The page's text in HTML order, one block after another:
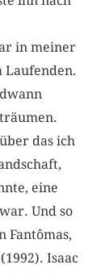
in meiner
Laufenden.
das ich
eine
Und so
Fantômas,
(1992). Isaac